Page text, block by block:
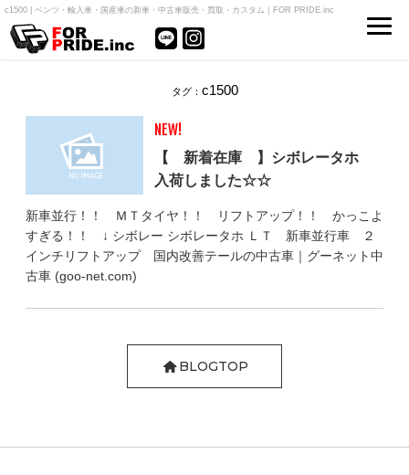
c1500 | ベンツ・輸入車・国産車の新車・中古車販売・買取・カスタム｜FOR PRIDE.inc
タグ： c1500
NEW!
【 新着在庫 】シボレータホ
入荷しました☆☆
新車並行！！ ＭＴタイヤ！！ リフトアップ！！ かっこよ
すぎる！！ ↓ シボレー シボレータホ ＬＴ 新車並行車 ２
インチリフトアップ 国内改善テールの中古車｜グーネット中
古車 (goo-net.com)
BLOGTOP